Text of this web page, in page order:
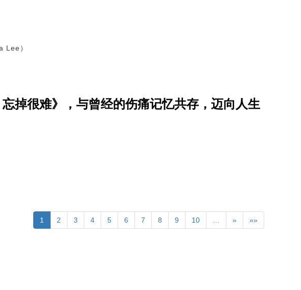
Lee）
掉很难》，与曾经的伤痛记忆共存，迈向人生
1 2 3 4 5 6 7 8 9 10 … » »»